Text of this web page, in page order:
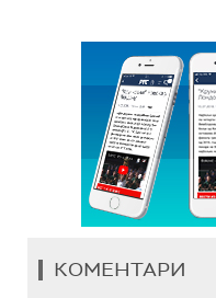
КОМЕНТАРИ